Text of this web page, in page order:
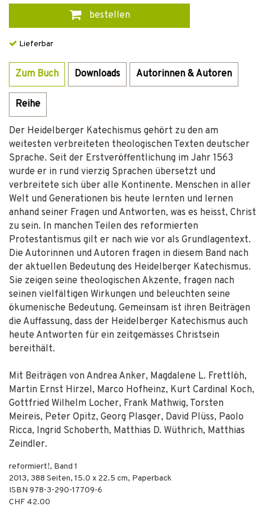
bestellen
Lieferbar
Zum Buch Downloads Autorinnen & Autoren
Reihe
Der Heidelberger Katechismus gehört zu den am
weitesten verbreiteten theologischen Texten deutscher
Sprache. Seit der Erstveröffentlichung im Jahr 1563
wurde er in rund vierzig Sprachen übersetzt und
verbreitete sich über alle Kontinente. Menschen in aller
Welt und Generationen bis heute lernten und lernen
anhand seiner Fragen und Antworten, was es heisst, Christ
zu sein. In manchen Teilen des reformierten
Protestantismus gilt er nach wie vor als Grundlagentext.
Die Autorinnen und Autoren fragen in diesem Band nach
der aktuellen Bedeutung des Heidelberger Katechismus.
Sie zeigen seine theologischen Akzente, fragen nach
seinen vielfältigen Wirkungen und beleuchten seine
ökumenische Bedeutung. Gemeinsam ist ihren Beiträgen
die Auffassung, dass der Heidelberger Katechismus auch
heute Antworten für ein zeitgemässes Christsein
bereithält.
Mit Beiträgen von Andrea Anker, Magdalene L. Frettlöh,
Martin Ernst Hirzel, Marco Hofheinz, Kurt Cardinal Koch,
Gottfried Wilhelm Locher, Frank Mathwig, Torsten
Meireis, Peter Opitz, Georg Plasger, David Plüss, Paolo
Ricca, Ingrid Schoberth, Matthias D. Wüthrich, Matthias
Zeindler.
reformiert!, Band 1
2013, 388 Seiten, 15.0 x 22.5 cm, Paperback
ISBN 978-3-290-17709-6
CHF 42.00